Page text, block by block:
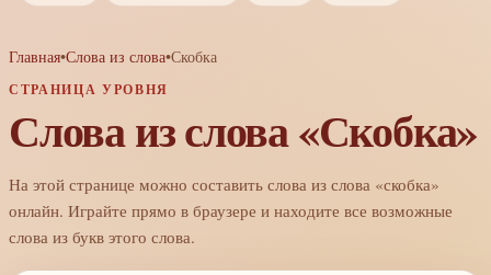
Главная•Слова из слова•Скобка
СТРАНИЦА УРОВНЯ
Слова из слова «Скобка»
На этой странице можно составить слова из слова «скобка»
онлайн. Играйте прямо в браузере и находите все возможные
слова из букв этого слова.